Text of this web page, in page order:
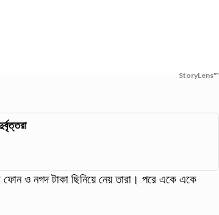
StoryLens™
ফোন ও নগদ টাকা ছিনিয়ে নেয় তারা। পরে একে একে